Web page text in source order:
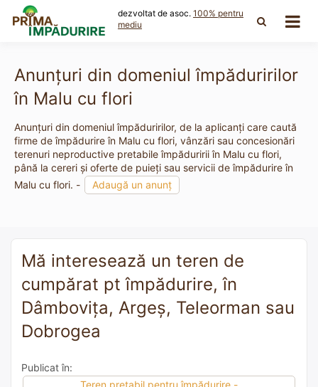
content
dezvoltat de asoc. 100% pentru
mediu
Anunțuri din domeniul împăduririlor
în Malu cu flori
Anunțuri din domeniul împăduririlor, de la aplicanți care caută
firme de împădurire în Malu cu flori, vânzări sau concesionări
terenuri neproductive pretabile împăduririi în Malu cu flori,
până la cereri și oferte de puieți sau servicii de împădurire în
Malu cu flori. -
Adaugă un anunț
Mă interesează un teren de
cumpărat pt împădurire, în
Dâmbovița, Argeș, Teleorman sau
Dobrogea
Publicat în: